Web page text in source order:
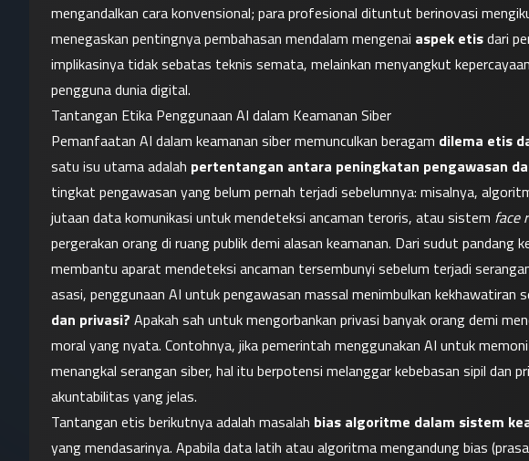
mengandalkan cara konvensional; para profesional dituntut berinovasi
menegaskan pentingnya pembahasan mendalam mengenai aspek etis dari
implikasinya tidak sebatas teknis semata, melainkan menyangkut
pengguna dunia digital.
Tantangan Etika Penggunaan AI dalam Keamanan Siber
Pemanfaatan AI dalam keamanan siber memunculkan beragam dilema etis
satu isu utama adalah pertentangan antara peningkatan pengawasan
tingkat pengawasan yang belum pernah terjadi sebelumnya: misalnya,
jutaan data komunikasi untuk mendeteksi ancaman teroris, atau sistem face
pergerakan orang di ruang publik demi alasan keamanan. Dari sudut pandang
membantu aparat mendeteksi ancaman tersembunyi sebelum terjadi
asasi, penggunaan AI untuk pengawasan massal menimbulkan kekhawatiran
dan privasi? Apakah sah untuk mengorbankan privasi banyak orang demi
moral yang nyata. Contohnya, jika pemerintah menggunakan AI untuk
menangkal serangan siber, hal itu berpotensi melanggar kebebasan sipil dan
akuntabilitas yang jelas.
Tantangan etis berikutnya adalah masalah bias algoritme dalam sistem
yang mendasarinya. Apabila data latih atau algoritma mengandung bias